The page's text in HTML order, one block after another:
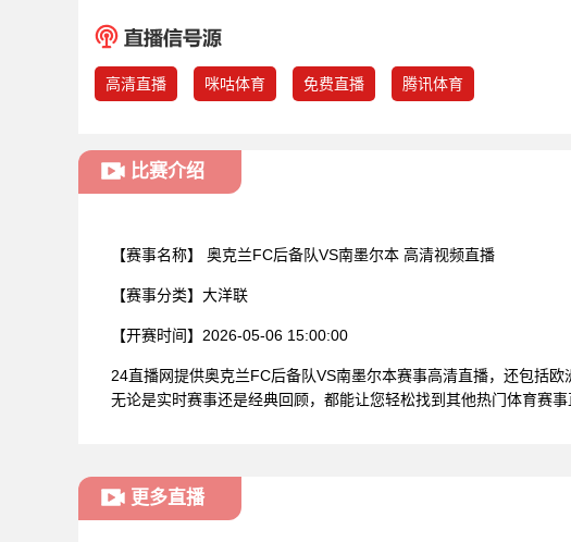
高清直播 咪咕体育 免费直播 腾讯体育
比赛介绍
【赛事名称】 奥克兰FC后备队VS南墨尔本 高清视频直播
【赛事分类】 大洋联
【开赛时间】 2026-05-06 15:00:00
24直播网提供奥克兰FC后备队VS南墨尔本赛事高清直播，还包括
无论是实时赛事还是经典回顾，都能让您轻松找到其他热门体育赛事
更多直播